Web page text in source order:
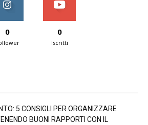
0 0
Iscritti
5 CONSIGLI PER ORGANIZZARE
BUONI RAPPORTI CON IL